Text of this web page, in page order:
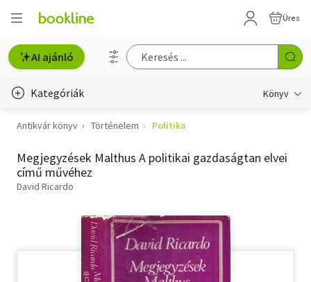
Üres
AI ajánló
Kategóriák Könyv
Életmód, egészség
Erotika
Gyermek- és ifjúsági
Hobbi, szabadidő
Antikvár könyv Történelem Politika
Megjegyzések Malthus A politikai gazdaságtan elvei
című művéhez
David Ricardo